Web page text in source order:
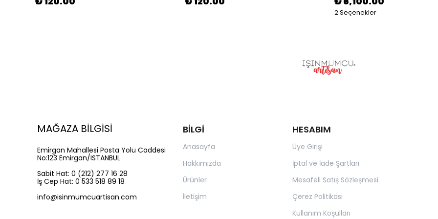
2 Seçenekler
BİLGİ
Anasayfa
Hakkımızda
Ürünler
İletişim
HESABIM
Üye Girişi
İptal ve İade Şartları
Mesafeli Satış Sözleşmesi
Çerez Politikası
Kullanım Koşulları
MAĞAZA BİLGİSİ
Emirgan Mahallesi Posta Yolu Caddesi
No:123 Emirgan/ISTANBUL
Sabit Hat: 0 (212) 277 16 28
İş Cep Hat: 0 533 518 89 18
info@isinmumcuartisan.com